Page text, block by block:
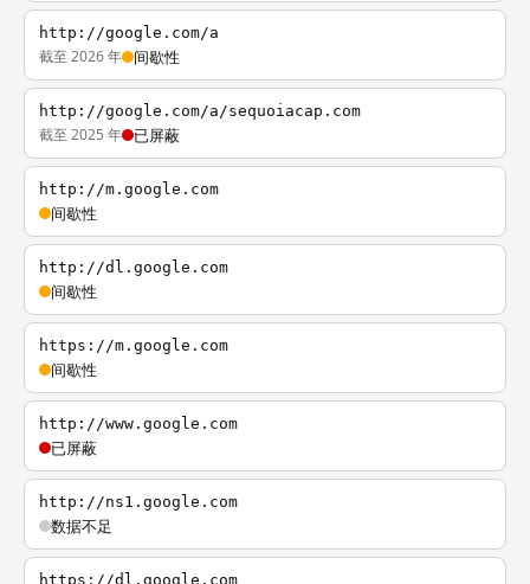
http://google.com/a
截至 2026 年 间歇性
http://google.com/a/sequoiacap.com
截至 2025 年 已屏蔽
http://m.google.com
间歇性
http://dl.google.com
间歇性
https://m.google.com
间歇性
http://www.google.com
已屏蔽
http://ns1.google.com
数据不足
https://dl.google.com